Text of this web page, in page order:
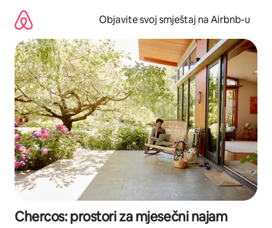
sadržaj
Objavite svoj smještaj na Airbnb-u
Chercos: prostori za mjesečni najam